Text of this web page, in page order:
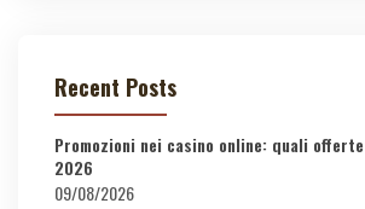
Recent Posts
Promozioni nei casino online: quali
2026
09/08/2026